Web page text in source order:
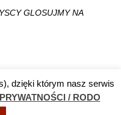
GLOSUJMY NA
/ RODO Kontakt
dzięki którym nasz serwis
/ RODO